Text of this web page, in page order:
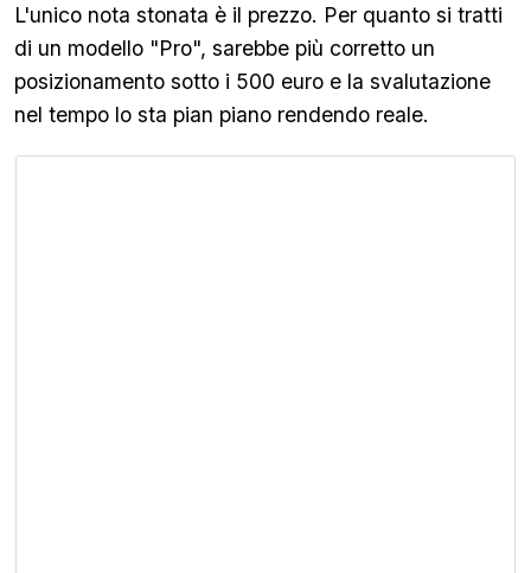
L'unico nota stonata è il prezzo. Per quanto si tratti
di un modello "Pro", sarebbe più corretto un
posizionamento sotto i 500 euro e la svalutazione
nel tempo lo sta pian piano rendendo reale.